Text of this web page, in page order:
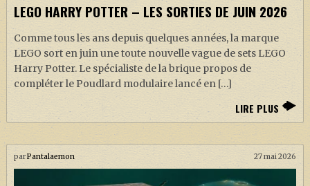
ARTISANAT MOLDU
FANDOM
CULTURE
PODCASTS
LES GRANDS ARTICLES DE LA GAZETTE
DOSSIERS
JEUX
LEGO HARRY POTTER – LES SORTIES DE JUIN 2026
Comme tous les ans depuis quelques années, la marque
LEGO sort en juin une toute nouvelle vague de sets LEGO
Harry Potter. Le spécialiste de la brique propos de
compléter le Poudlard modulaire lancé en […]
LIRE PLUS
parPantalaemon 27 mai 2026